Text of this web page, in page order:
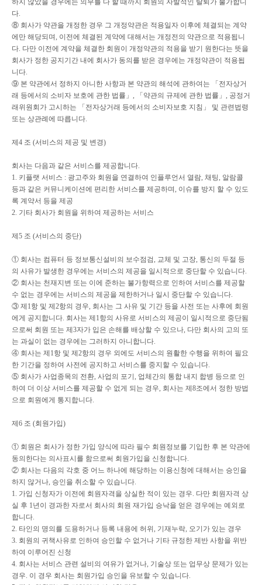
하지 않았을 경우에는 의무를 다 할 때까지 회원의 자발적인 탈퇴가 불가합니
다.
⑧ 회사가 약관을 개정한 경우 그 개정약관은 적용일자 이후에 체결되는 계약
에만 해당되며, 이전에 체결된 계약에 대해서는 개정전의 약관으로 적용됩니
다. 다만 이전에 계약을 체결한 회원이 개정약관의 적용을 받기 원한다는 뜻을
회사가 정한 공지기간 내에 회사가 동의를 받은 경우에는 개정약관이 적용됩
니다.
⑨ 본 약관에서 정하지 아니한 사항과 본 약관의 해석에 관하여는 「 전자상거
래 등에서의 소비자 보호에 관한 법률 」 , 「 약관의 규제에 관한 법률 」 , 공정거
래위원회가 고시하는
「 전자상거래 등에서의 소비자보호 지침 」 및 관련법령
또는 상관례에 따릅니다.
제 4 조 (서비스의 제공 및 변경)
회사는 다음과 같은 서비스를 제공합니다.
1. 키플랫 서비스 : 광고주와 회원을 연결하여 인플루언서 열람, 채팅, 알람콜
등과 같은 커뮤니케이션에 편리한 서비스를 제공하며, 이슈를 방지 할 수 있도
록 계약서 등을 제공
2. 기타 회사가 회원을 위하여 제공하는 서비스
제 5 조 (서비스의 중단)
① 회사는 컴퓨터 등 정보통신설비의 보수점검, 교체 및 고장, 통신의 두절 등
의 사유가 발생한 경우에는 서비스의 제공을 일시적으로 중단할 수 있습니다.
② 회사는 천재지변 또는 이에 준하는 불가항력으로 인하여 서비스를 제공할
수 없는 경우에는 서비스의 제공을 제한하거나 일시 중단할 수 있습니다.
③ 제 1항 및 제 2항의 경우, 회사는 그 사유 및 기간 등을 사전 또는 사후에 회원
에게 공지합니다. 회사는 제 1항의 사유로 서비스의 제공이 일시적으로 중단됨
으로써 회원 또는 제 3자가 입은 손해를 배상할 수 있으나, 다만 회사의 고의 또
는 과실이 없는 경우에는 그러하지 아니합니다.
④ 회사는 제 1항 및 제 2항의 경우 외에도 서비스의 원활한 수행을 위하여 필요
한 기간을 정하여 사전에 공지하고 서비스를 중지할 수 있습니다.
⑤ 회사가 사업종목의 전환, 사업의 포기 , 업체간의 통합 내지 합병 등으로 인
하여 더 이상 서비스를 제공할 수 없게 되는 경우, 회사는 제 8조에서 정한 방법
으로 회원에게 통지합니다.
제 6 조 (회원가입)
① 회원은 회사가 정한 가입 양식에 따라 필수 회원정보를 기입한 후 본 약관에
동의한다는 의사표시를 함으로써 회원가입을 신청합니다.
② 회사는 다음의 각호 중 어느 하나에 해당하는 이용신청에 대해서는 승인을
하지 않거나, 승인을 취소할 수 있습니다.
1. 가입 신청자가 이전에 회원자격을 상실한 적이 있는 경우. 다만 회원자격 상
실 후 1년이 경과한 자로서 회사의 회원 재가입 승낙을 얻은 경우에는 예외로
합니다.
2. 타인의 명의를 도용하거나 등록 내용에 허위 , 기재누락, 오기가 있는 경우
3. 회원의 귀책사유로 인하여 승인할 수 없거나 기타 규정한 제반 사항을 위반
하여 이루어진 신청
4. 회사는 서비스 관련 설비의 여유가 없거나, 기술상 또는 업무상 문제가 있는
경우. 이 경우 회사는 회원가입 승인을 유보할 수 있습니다.